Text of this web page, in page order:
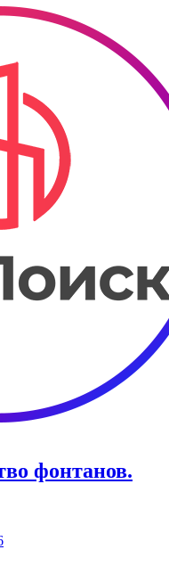
фонтанов.